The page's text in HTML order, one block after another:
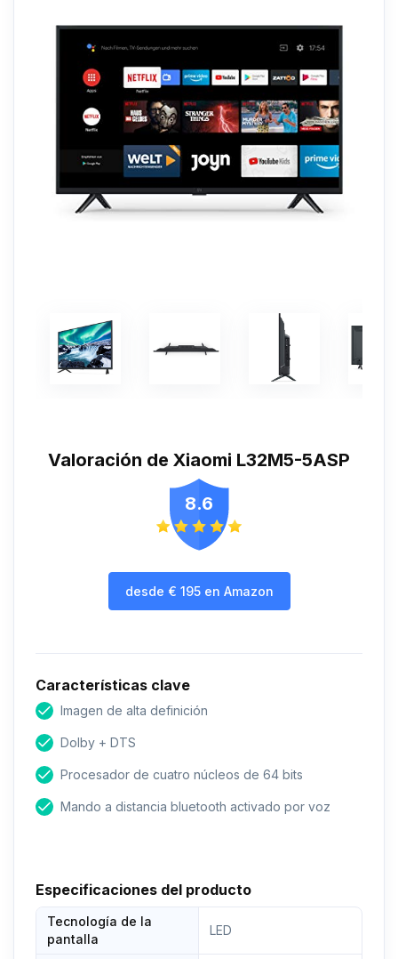
Valoración de Xiaomi L32M5-5ASP
8.6
desde € 195en Amazon
Características clave
Imagen de alta definición
Dolby + DTS
Procesador de cuatro núcleos de 64 bits
Mando a distancia bluetooth activado por voz
Especificaciones del producto
Tecnología de la
pantalla
LED